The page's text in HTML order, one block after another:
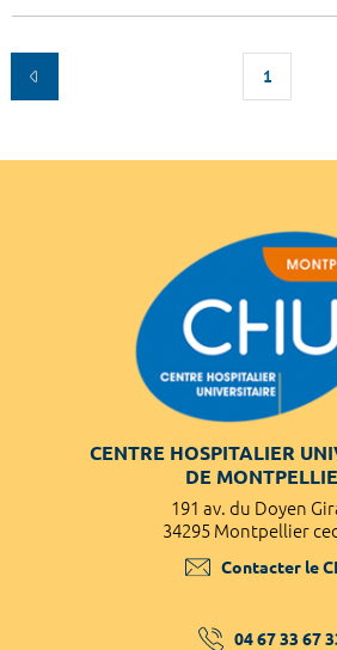
1
CENTRE HOSPITALIER
DE
191 av. du Doyen
34295 Montpellier
Contacter le
04 67 33 67